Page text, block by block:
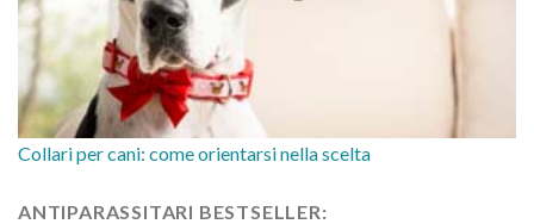
Collari per cani: come orientarsi nella scelta
ANTIPARASSITARI BESTSELLER: